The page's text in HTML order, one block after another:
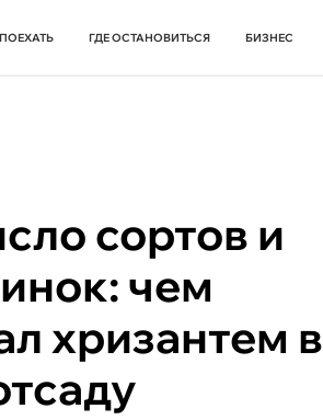
ГДЕ ОСТАНОВИТЬСЯ БИЗНЕС
сортов и
чем
хризантем в